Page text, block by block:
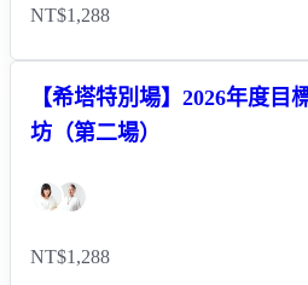
NT$1,288
【希塔特別場】2026年度目
坊（第二場）
NT$1,288